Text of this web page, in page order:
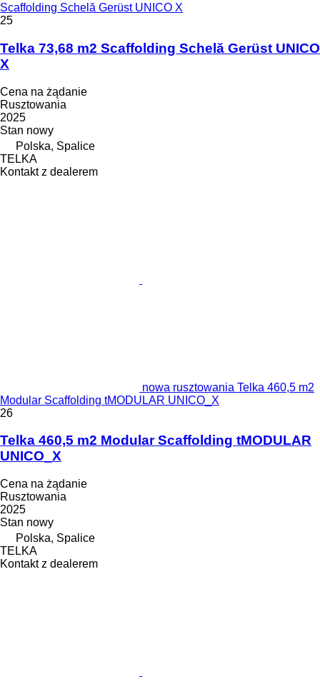
Scaffolding Schelă Gerüst UNICO X
25
Telka 73,68 m2 Scaffolding Schelă Gerüst UNICO
X
Cena na żądanie
Rusztowania
2025
Stan nowy
Polska, Spalice
TELKA
Kontakt z dealerem
nowa rusztowania Telka 460,5 m2
Modular Scaffolding tMODULAR UNICO_X
26
Telka 460,5 m2 Modular Scaffolding tMODULAR
UNICO_X
Cena na żądanie
Rusztowania
2025
Stan nowy
Polska, Spalice
TELKA
Kontakt z dealerem